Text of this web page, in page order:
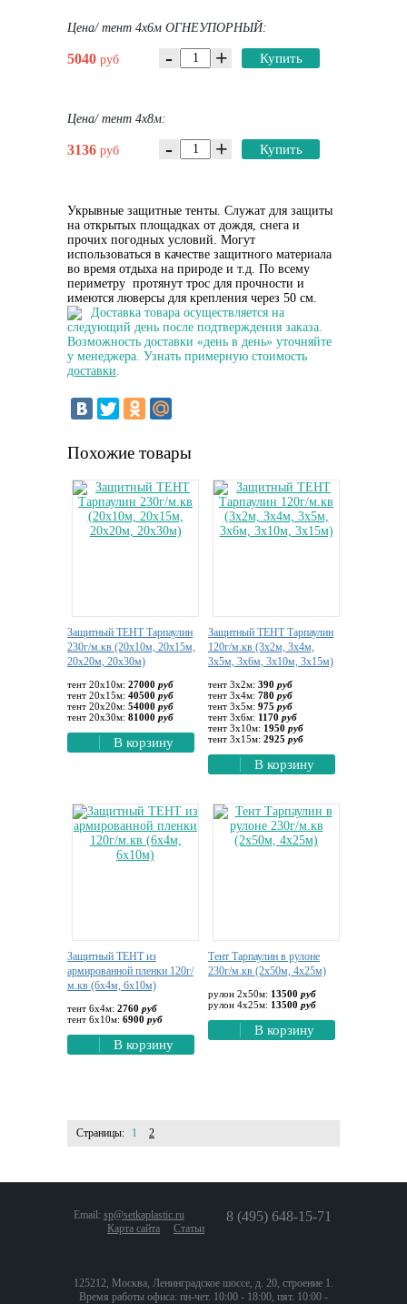
Цена/ тент 4х6м ОГНЕУПОРНЫЙ:
5040 руб - + Купить
Цена/ тент 4х8м:
3136 руб - + Купить
Укрывные защитные тенты. Служат для защиты
на открытых площадках от дождя, снега и
прочих погодных условий. Могут
использоваться в качестве защитного материала
во время отдыха на природе и т.д. По всему
периметру протянут трос для прочности и
имеются люверсы для крепления через 50 см.
Доставка товара осуществляется на
следующий день после подтверждения заказа.
Возможность доставки «день в день» уточняйте
у менеджера. Узнать примерную стоимость
доставки.
Похожие товары
Защитный ТЕНТ Тарпаулин
230г/м.кв (20х10м, 20х15м,
20х20м, 20х30м)
тент 20х10м: 27000 руб
тент 20х15м: 40500 руб
тент 20х20м: 54000 руб
тент 20х30м: 81000 руб
В корзину
Защитный ТЕНТ Тарпаулин
120г/м.кв (3х2м, 3х4м,
3х5м, 3х6м, 3х10м, 3х15м)
тент 3х2м: 390 руб
тент 3х4м: 780 руб
тент 3х5м: 975 руб
тент 3х6м: 1170 руб
тент 3х10м: 1950 руб
тент 3х15м: 2925 руб
В корзину
Защитный ТЕНТ из
армированной пленки 120г/
м.кв (6х4м, 6х10м)
тент 6х4м: 2760 руб
тент 6х10м: 6900 руб
В корзину
Тент Тарпаулин в рулоне
230г/м.кв (2х50м, 4х25м)
рулон 2х50м: 13500 руб
рулон 4х25м: 13500 руб
В корзину
Страницы: 1 2
8 (495) 648-15-71
Email: sp@setkaplastic.ru
Карта сайта
Статьи
125212, Москва, Ленинградское шоссе, д. 20, строение 1.
Время работы офиса: пн-чет. 10:00 - 18:00, пят. 10:00 -